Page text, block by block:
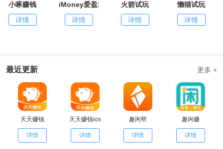
小啄赚钱
详情
iMoney爱盈利
详情
火箭试玩
详情
懒猫试玩
详情
最近更新 更多 +
天天赚钱
详情
天天赚钱ios
详情
趣闲帮
详情
趣闲赚
详情